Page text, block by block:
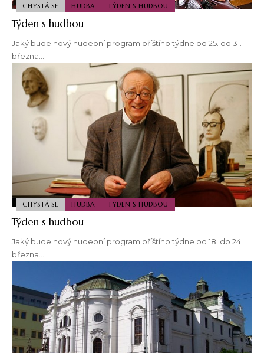
CHYSTÁ SE HUDBA TÝDEN S HUDBOU
Týden s hudbou
Jaký bude nový hudební program příštího týdne od 25. do 31.
března…
CHYSTÁ SE HUDBA TÝDEN S HUDBOU
Týden s hudbou
Jaký bude nový hudební program příštího týdne od 18. do 24.
března…